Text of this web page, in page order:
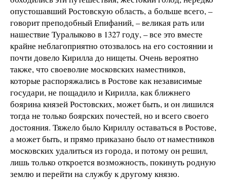
опустошавший Ростовскую область, а больше всего, –
говорит преподобный Епифаний, – великая рать или
нашествие Туралыково в 1327 году, – все это вместе
крайне неблагоприятно отозвалось на его состоянии и
почти довело Кирилла до нищеты. Очень вероятно
также, что своеволие московских наместников,
которые распоряжались в Ростове как независимые
государи, не пощадило и Кирилла, как ближнего
боярина князей Ростовских, может быть, и он лишился
тогда не только боярских почестей, но и всего своего
достояния. Тяжело было Кириллу оставаться в Ростове,
а может быть, и прямо приказано было от наместников
московских удалиться из города, и потому он решил,
лишь только откроется возможность, покинуть родную
землю и перейти на службу к другому князю.